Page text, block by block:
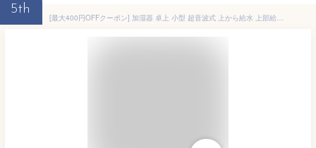
5th
[最大400円OFFクーポン] 加湿器 卓上 小型 超音波式 上から給水 上部給水 4L 7畳 やけど防止 安心 子ども ペット 省エネ 銀ビーズ 清潔 軽量 静音 リビング 寝室 オフィス 冬 乾燥対策 加湿機 超音波式加湿器 アイリスオーヤマ AHM-UU28B-W *